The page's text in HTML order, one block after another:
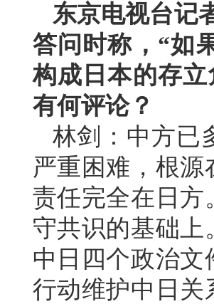
东京电视台记
答问时称，“如
构成日本的存
有何评论？
林剑：中方已
严重困难，根
责任完全在日方
守共识的基础
中日四个政治
行动维护中日关